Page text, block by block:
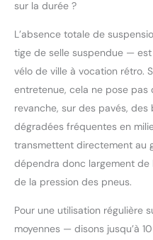
sur la durée ?
L’absence totale de
tige de selle suspendue —
vélo de ville à vocation rétro.
entretenue, cela ne pose pas
revanche, sur des pavés,
dégradées fréquentes en
transmettent directement au
dépendra donc largement
de la pression des pneus.
Pour une utilisation régulière
moyennes — disons jusqu’à